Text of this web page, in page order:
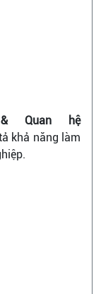
Quan hệ
khả năng làm